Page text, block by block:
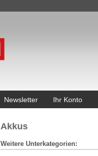
Newsletter Ihr Konto
Akkus
Weitere Unterkategorien: